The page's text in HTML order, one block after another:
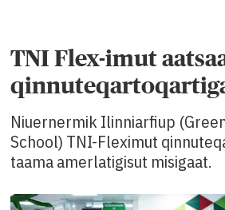
TNI Flex-imut
Niuernermik Ilinniarfiup
School) TNI-Fleximut
taama amerlatigisut misigaat.